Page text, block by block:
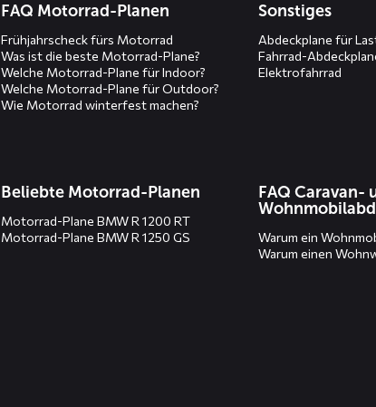
FAQ Motorrad-Planen
Frühjahrscheck fürs Motorrad
Was ist die beste Motorrad-Plane?
Welche Motorrad-Plane für Indoor?
Welche Motorrad-Plane für Outdoor?
Wie Motorrad winterfest machen?
Sonstiges
Abdeckplane für
Fahrrad-
Elektrofahrrad
Beliebte Motorrad-Planen
Motorrad-Plane BMW R 1200 RT
Motorrad-Plane BMW R 1250 GS
FAQ Caravan-
Warum ein
Warum einen